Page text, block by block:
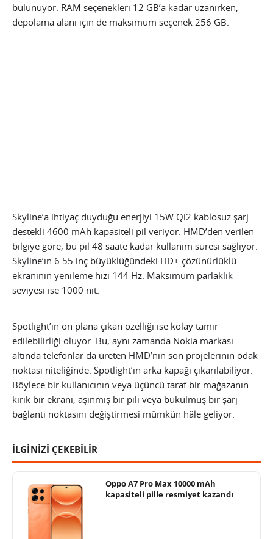
bulunuyor. RAM seçenekleri 12 GB’a kadar uzanırken,
depolama alanı için de maksimum seçenek 256 GB.
Skyline’a ihtiyaç duyduğu enerjiyi 15W Qi2 kablosuz şarj
destekli 4600 mAh kapasiteli pil veriyor. HMD’den verilen
bilgiye göre, bu pil 48 saate kadar kullanım süresi sağlıyor.
Skyline’ın 6.55 inç büyüklüğündeki HD+ çözünürlüklü
ekranının yenileme hızı 144 Hz. Maksimum parlaklık
seviyesi ise 1000 nit.
Spotlight’ın ön plana çıkan özelliği ise kolay tamir
edilebilirliği oluyor. Bu, aynı zamanda Nokia markası
altında telefonlar da üreten HMD’nin son projelerinin odak
noktası niteliğinde. Spotlight’ın arka kapağı çıkarılabiliyor.
Böylece bir kullanıcının veya üçüncü taraf bir mağazanın
kırık bir ekranı, aşınmış bir pili veya bükülmüş bir şarj
bağlantı noktasını değiştirmesi mümkün hâle geliyor.
İLGİNİZİ ÇEKEBİLİR
Oppo A7 Pro Max 10000 mAh
kapasiteli pille resmiyet kazandı